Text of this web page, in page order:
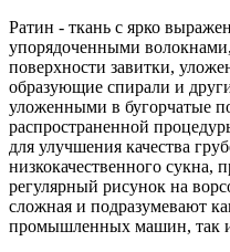
Ратин - ткань с ярко
упорядоченными
поверхности завитки,
образующие спирали и
уложенными в бугорчатые
распространенной
для улучшения качества
низкокачественного сукна,
регулярный рисунок на
сложная и подразумевают
промышленных машин, так